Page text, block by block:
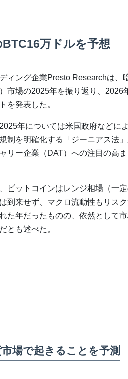
万ドルを予想
ディング企業Presto Researchは、
市場の2025年を振り返り、2026
を発表した。
年については米国政府などに
制を明確化する「ジーニアス法
ャリー企業（DAT）への注目の高
ビットコインはレンジ相場（一
到来せず、マクロ流動性もリス
た年だったものの、依然として
とも述べた。
場で起きることを予測